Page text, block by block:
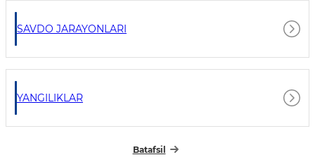
SAVDO JARAYONLARI
YANGILIKLAR
Batafsil